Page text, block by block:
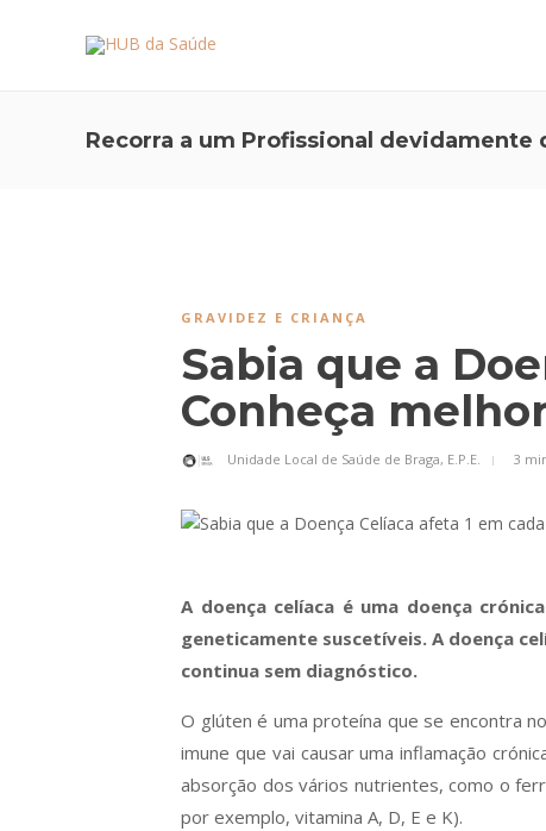
Recorra a um Profissional
GRAVIDEZ E CRIANÇA
Sabia que a
Conheça
Unidade Local de Saúde de Braga, E.P.E. 3
A doença celíaca é uma doença
geneticamente suscetíveis. A doença
continua sem diagnóstico.
O glúten é uma proteína que se encontra
imune que vai causar uma inflamação
absorção dos vários nutrientes, como o
por exemplo, vitamina A, D, E e K).